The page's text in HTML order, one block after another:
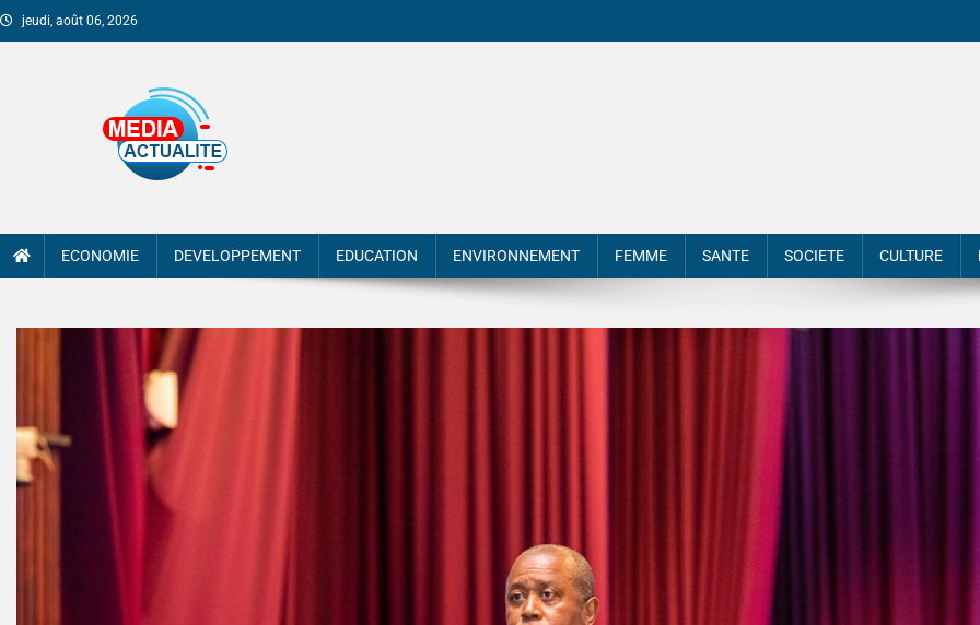
jeudi, août 06, 2026
ECONOMIE DEVELOPPEMENT EDUCATION ENVIRONNEMENT FEMME SANTE SOCIETE CULTURE